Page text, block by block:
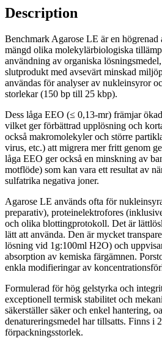
Description
Benchmark Agarose LE är en högrenad
mängd olika molekylärbiologiska
användning av organiska
slutprodukt med avsevärt minskad
användas för analyser av nukleinsyror
storlekar (150 bp till 25 kbp).
Dess låga EEO (≤ 0,13-mr) främjar
vilket ger förbättrad upplösning och
också makromolekyler och större
virus, etc.) att migrera mer fritt genom
låga EEO ger också en minskning av
motflöde) som kan vara ett resultat av
sulfatrika negativa joner.
Agarose LE används ofta för
preparativ), proteinelektrofores
och olika blottingprotokoll. Det är
lätt att använda. Den är mycket
lösning vid 1g:100ml H2O) och
absorption av kemiska färgämnen.
enkla modifieringar av
Formulerad för hög gelstyrka och
exceptionell termisk stabilitet och
säkerställer säker och enkel hantering,
denatureringsmedel har tillsatts. Finns i
förpackningsstorlek.